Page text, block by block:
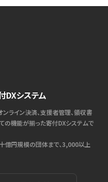
DXシステム
ンライン決済、支援者管理、領収書
の機能が揃った寄付DXシステムで
億円規模の団体まで、3,000以上